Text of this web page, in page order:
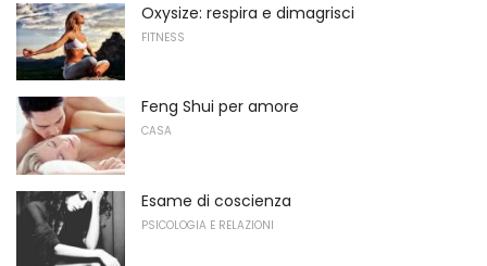
Oxysize: respira e dimagrisci
FITNESS
Feng Shui per amore
CASA
Esame di coscienza
PSICOLOGIA E RELAZIONI